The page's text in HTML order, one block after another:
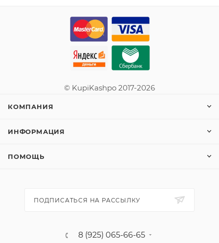
© KupiKashpo 2017-2026
КОМПАНИЯ
ИНФОРМАЦИЯ
ПОМОЩЬ
ПОДПИСАТЬСЯ НА РАССЫЛКУ
8 (925) 065-66-65